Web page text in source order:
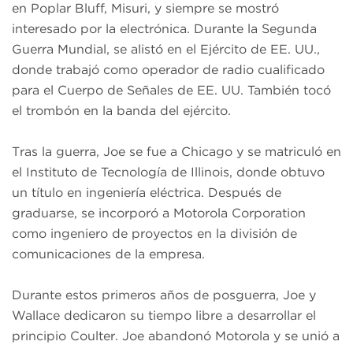
en Poplar Bluff, Misuri, y siempre se mostró
interesado por la electrónica. Durante la Segunda
Guerra Mundial, se alistó en el Ejército de EE. UU.,
donde trabajó como operador de radio cualificado
para el Cuerpo de Señales de EE. UU. También tocó
el trombón en la banda del ejército.
Tras la guerra, Joe se fue a Chicago y se matriculó en
el Instituto de Tecnología de Illinois, donde obtuvo
un título en ingeniería eléctrica. Después de
graduarse, se incorporó a Motorola Corporation
como ingeniero de proyectos en la división de
comunicaciones de la empresa.
Durante estos primeros años de posguerra, Joe y
Wallace dedicaron su tiempo libre a desarrollar el
principio Coulter. Joe abandonó Motorola y se unió a